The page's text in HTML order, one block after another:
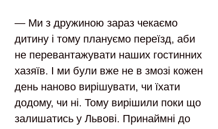
— Ми з дружиною зараз чекаємо
дитину і тому плануємо переїзд, аби
не перевантажувати наших гостинних
хазяїв. І ми були вже не в змозі кожен
день наново вирішувати, чи їхати
додому, чи ні. Тому вирішили поки що
залишатись у Львові. Принаймні до